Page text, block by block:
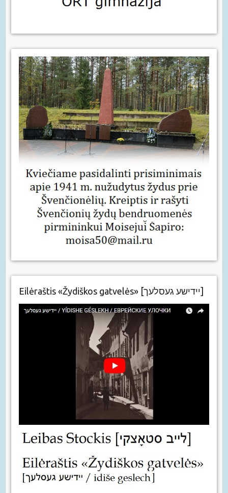
Eilėraštis «Žydiškos gatvelės» [יידישע געסלעך]